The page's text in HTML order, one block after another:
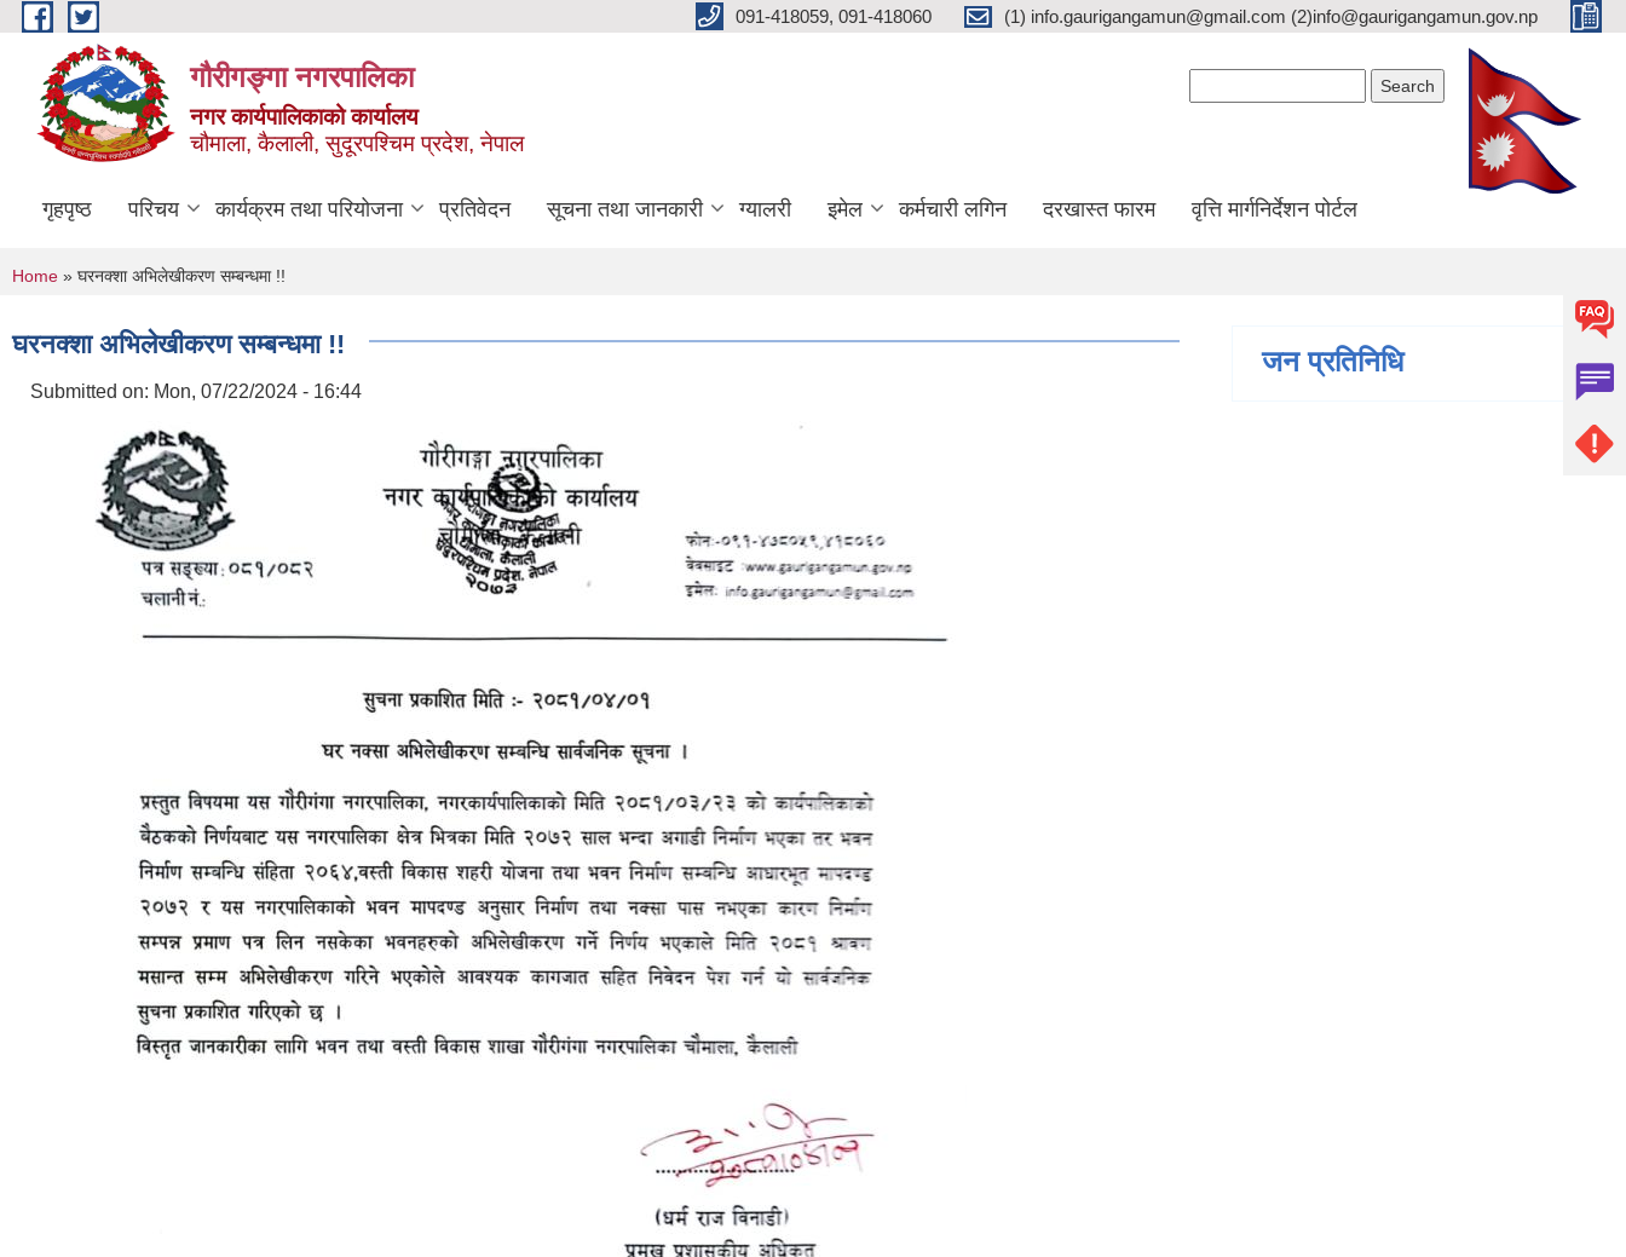
Skip to main content 091-418059, 091-418060 (1) info.gaurigangamun@gmail.com (2)info@gaurigangamun.gov.np
गौरीगङ्गा नगरपालिका
नगर कार्यपालिकाको कार्यालय
चौमाला, कैलाली, सुदूरपश्चिम प्रदेश, नेपाल
गृहपृष्ठ परिचय कार्यक्रम तथा परियोजना प्रतिवेदन सूचना तथा जानकारी ग्यालरी इमेल कर्मचारी लगिन दरखास्त फारम वृत्ति मार्गनिर्देशन पोर्टल
You are here
Home » घरनक्शा अभिलेखीकरण सम्बन्धमा !!
घरनक्शा अभिलेखीकरण सम्बन्धमा !!
Submitted on: Mon, 07/22/2024 - 16:44
जन प्रतिनिधि